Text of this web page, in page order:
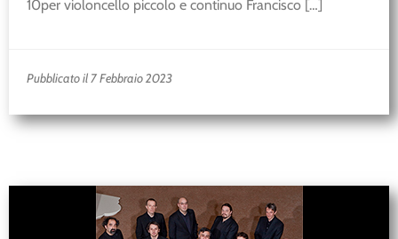
10per violoncello piccolo e continuo Francisco […]
Pubblicato il 7 Febbraio 2023